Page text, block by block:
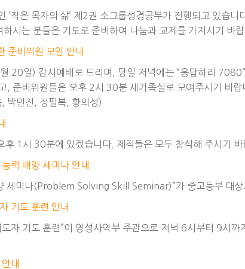
’작은 목자의 삶’ 제2권 소그룹성경공부가 진행되고 있습
시는 분들은 기도로 준비하여 나눔과 교제를 가지시기 바랍
준비위원 모임 안내
20일) 감사예배로 드리며, 당일 저녁에는 “응답하라
, 준비위원들은 오후 2시 30분 새가족실로 모여주시기 바
박민진, 정필복, 황의성)
후 1시 30분에 있겠습니다. 제직들은 모두 참석해 주시기 바
력 배양 세미나 안내
세미나(Problem Solving Skill Seminar)”가 중고등부 대
기도 훈련 안내
도자 기도 훈련”이 영성사역부 주관으로 저녁 6시부터 9시
내